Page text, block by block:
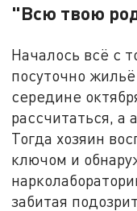
"Всю твою
Началось всё с
посуточно
середине
рассчитаться, а
Тогда хозяин
ключом и
забитая